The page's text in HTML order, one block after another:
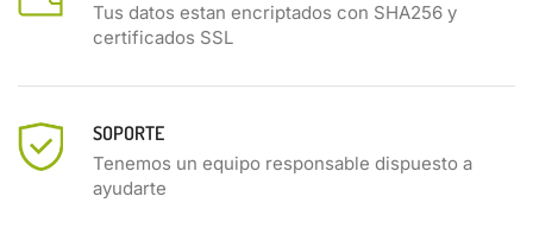
Tus datos estan encriptados con SHA256 y
certificados SSL
SOPORTE
Tenemos un equipo responsable dispuesto a
ayudarte